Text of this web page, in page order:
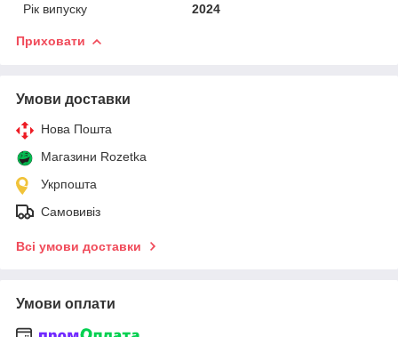
Рік випуску
2024
Приховати
Умови доставки
Нова Пошта
Магазини Rozetka
Укрпошта
Самовивіз
Всі умови доставки
Умови оплати